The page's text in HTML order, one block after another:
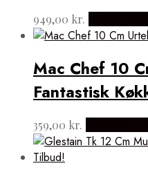
949,00 kr.
Mac Chef 10
Fantastisk
359,00 kr.